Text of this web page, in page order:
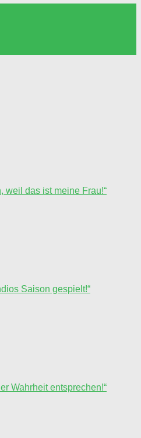
weil das ist meine Frau!“
Saison gespielt!“
Wahrheit entsprechen!“